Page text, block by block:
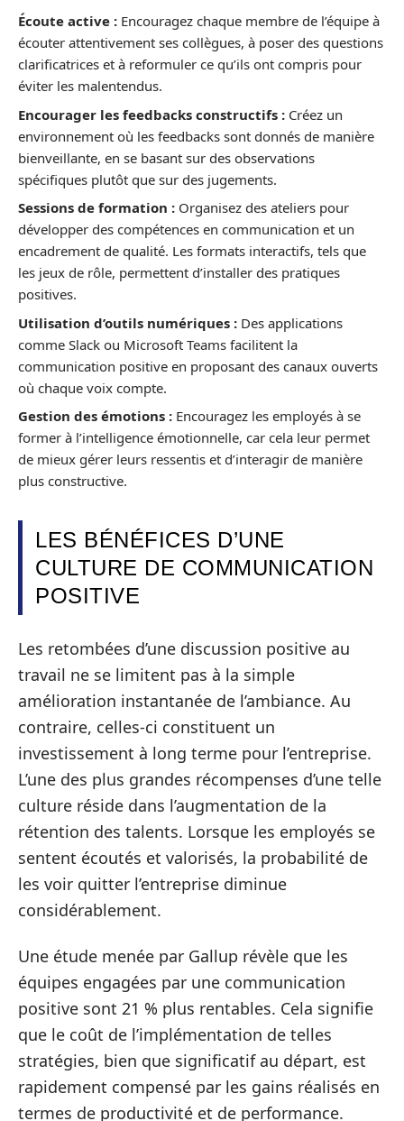
Écoute active : Encouragez chaque membre de l’équipe à
écouter attentivement ses collègues, à poser des questions
clarificatrices et à reformuler ce qu’ils ont compris pour
éviter les malentendus.
Encourager les feedbacks constructifs : Créez un
environnement où les feedbacks sont donnés de manière
bienveillante, en se basant sur des observations
spécifiques plutôt que sur des jugements.
Sessions de formation : Organisez des ateliers pour
développer des compétences en communication et un
encadrement de qualité. Les formats interactifs, tels que
les jeux de rôle, permettent d’installer des pratiques
positives.
Utilisation d’outils numériques : Des applications
comme Slack ou Microsoft Teams facilitent la
communication positive en proposant des canaux ouverts
où chaque voix compte.
Gestion des émotions : Encouragez les employés à se
former à l’intelligence émotionnelle, car cela leur permet
de mieux gérer leurs ressentis et d’interagir de manière
plus constructive.
LES BÉNÉFICES D’UNE
CULTURE DE COMMUNICATION
POSITIVE
Les retombées d’une discussion positive au
travail ne se limitent pas à la simple
amélioration instantanée de l’ambiance. Au
contraire, celles-ci constituent un
investissement à long terme pour l’entreprise.
L’une des plus grandes récompenses d’une telle
culture réside dans l’augmentation de la
rétention des talents. Lorsque les employés se
sentent écoutés et valorisés, la probabilité de
les voir quitter l’entreprise diminue
considérablement.
Une étude menée par Gallup révèle que les
équipes engagées par une communication
positive sont 21 % plus rentables. Cela signifie
que le coût de l’implémentation de telles
stratégies, bien que significatif au départ, est
rapidement compensé par les gains réalisés en
termes de productivité et de performance.